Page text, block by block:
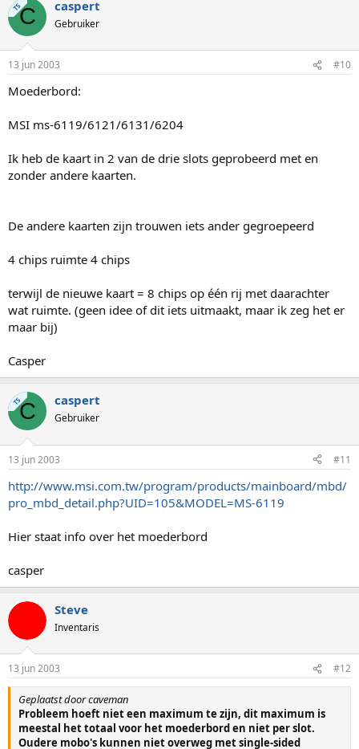
TSC caspert
Gebruiker
13 jun 2003 #10
Moederbord:
MSI ms-6119/6121/6131/6204
Ik heb de kaart in 2 van de drie slots geprobeerd met en
zonder andere kaarten.
De andere kaarten zijn trouwen iets ander gegroepeerd
4 chips ruimte 4 chips
terwijl de nieuwe kaart = 8 chips op één rij met daarachter
wat ruimte. (geen idee of dit iets uitmaakt, maar ik zeg het er
maar bij)
Casper
TSC caspert
Gebruiker
13 jun 2003 #11
http://www.msi.com.tw/program/products/mainboard/mbd/
pro_mbd_detail.php?UID=105&MODEL=MS-6119
Hier staat info over het moederbord
casper
Steve
Inventaris
13 jun 2003 #12
Geplaatst door caveman
Probleem hoeft niet een maximum te zijn, dit maximum is
meestal het totaal voor het moederbord en niet per slot.
Oudere mobo's kunnen niet overweg met single-sided